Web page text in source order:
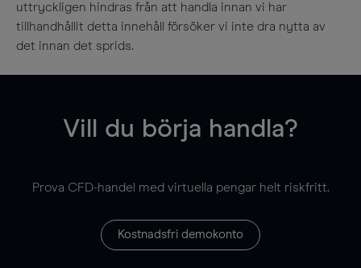
uttryckligen hindras från att handla innan vi har
tillhandhållit detta innehåll försöker vi inte dra nytta av
det innan det sprids.
Vill du börja handla?
Prova CFD-handel med virtuella pengar helt riskfritt.
Kostnadsfri demokonto